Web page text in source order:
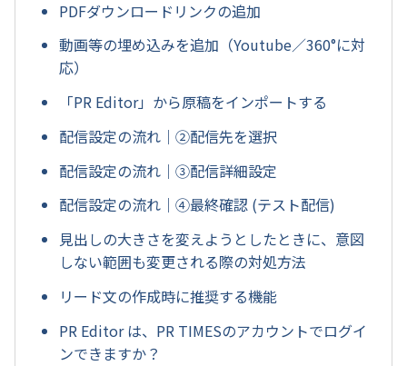
PDFダウンロードリンクの追加
動画等の埋め込みを追加（Youtube／360°に対
応）
「PR Editor」から原稿をインポートする
配信設定の流れ｜②配信先を選択
配信設定の流れ｜③配信詳細設定
配信設定の流れ｜④最終確認 (テスト配信)
見出しの大きさを変えようとしたときに、意図
しない範囲も変更される際の対処方法
リード文の作成時に推奨する機能
PR Editor は、PR TIMESのアカウントでログイ
ンできますか？